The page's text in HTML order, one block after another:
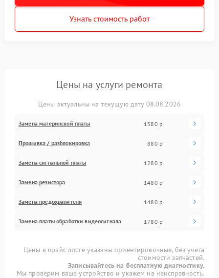
Узнать стоимость работ
Цены на услуги ремонта
Цены актуальны на текущую дату 08.08.2026
Замена материнской платы 1580 р
Прошивка / разблокировка 880 р
Замена сигнальной платы 1280 р
Замена резистора 1480 р
Замена предохранителя 1480 р
Замена платы обработки видеосигнала 1780 р
Цены в прайс-листе указаны ориентировочные, без учета
стоимости запчастей.
Записывайтесь на бесплатную диагностику.
Мы проверим ваше устройство и укажем на неисправность.